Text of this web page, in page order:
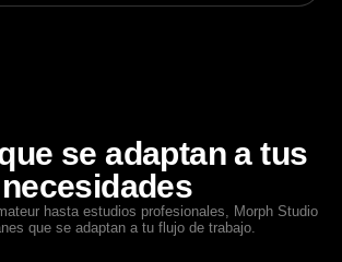
se adaptan a tus
necesidades
hasta estudios profesionales, Morph Studio
que se adaptan a tu flujo de trabajo.